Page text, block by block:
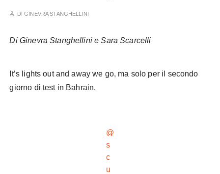
DIGINEVRA STANGHELLINI
Di Ginevra Stanghellini e Sara Scarcelli
It’s lights out and away we go, ma solo per il secondo
giorno di test in Bahrain.
@
s
c
u